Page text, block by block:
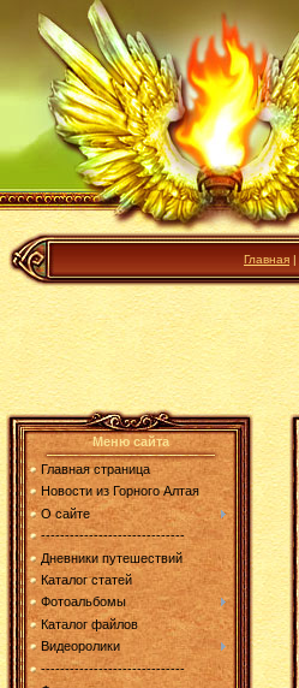
Главная |
Меню сайта
Главная страница
Новости из Горного Алтая
О сайте
------------------------------
Дневники путешествий
Каталог статей
Фотоальбомы
Каталог файлов
Видеоролики
------------------------------